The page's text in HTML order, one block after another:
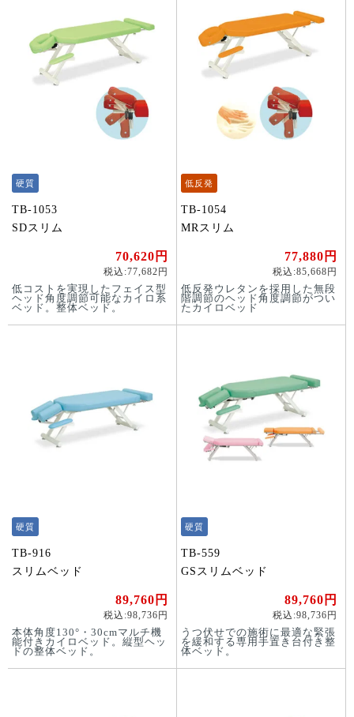
硬質
TB-1053
SDスリム
70,620円
税込:77,682円
低コストを実現したフェイス型
ヘッド角度調節可能なカイロ系
ベッド。整体ベッド。
低反発
TB-1054
MRスリム
77,880円
税込:85,668円
低反発ウレタンを採用した無段
階調節のヘッド角度調節がつい
たカイロベッド
硬質
TB-916
スリムベッド
89,760円
税込:98,736円
本体角度130°・30cmマルチ機
能付きカイロベッド。縦型ヘッ
ドの整体ベッド。
硬質
TB-559
GSスリムベッド
89,760円
税込:98,736円
うつ伏せでの施術に最適な緊張
を緩和する専用手置き台付き整
体ベッド。